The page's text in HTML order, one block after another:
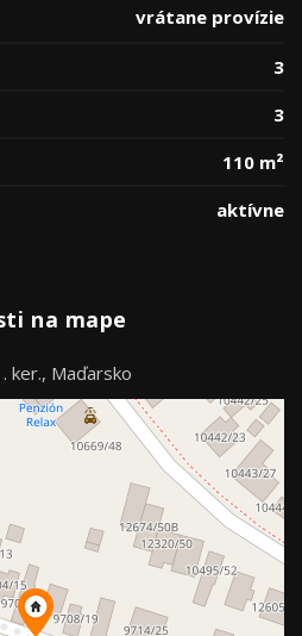
vrátane provízie
3
3
110 m²
aktívne
na mape
ker., Maďarsko